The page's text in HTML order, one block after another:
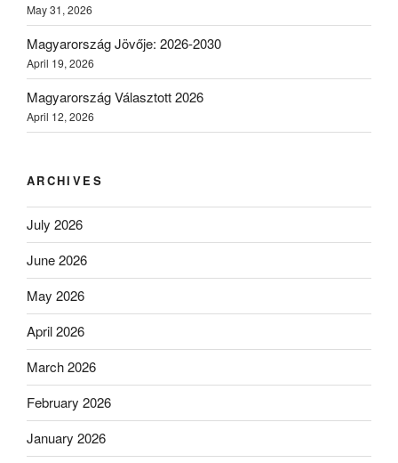
May 31, 2026
Magyarország Jövője: 2026-2030
April 19, 2026
Magyarország Választott 2026
April 12, 2026
ARCHIVES
July 2026
June 2026
May 2026
April 2026
March 2026
February 2026
January 2026